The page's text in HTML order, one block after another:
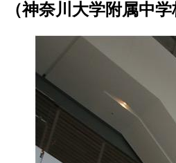
（神奈川大学附属中学